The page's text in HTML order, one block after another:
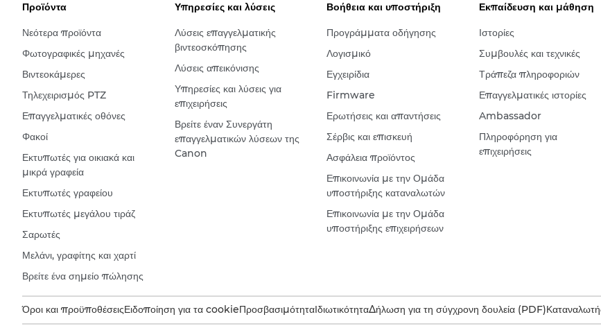
Προϊόντα
Νεότερα προϊόντα
Φωτογραφικές μηχανές
Βιντεοκάμερες
Τηλεχειρισμός PTZ
Επαγγελματικές οθόνες
Φακοί
Εκτυπωτές για οικιακά και
μικρά γραφεία
Εκτυπωτές γραφείου
Εκτυπωτές μεγάλου τιράζ
Σαρωτές
Μελάνι, γραφίτης και χαρτί
Βρείτε ένα σημείο πώλησης
Υπηρεσίες και λύσεις
Λύσεις επαγγελματικής
βιντεοσκόπησης
Λύσεις απεικόνισης
Υπηρεσίες και λύσεις για
επιχειρήσεις
Βρείτε έναν Συνεργάτη
επαγγελματικών λύσεων της
Canon
Βοήθεια και υποστήριξη
Προγράμματα οδήγησης
Λογισμικό
Εγχειρίδια
Firmware
Ερωτήσεις και απαντήσεις
Σέρβις και επισκευή
Ασφάλεια προϊόντος
Επικοινωνία με την Ομάδα
υποστήριξης καταναλωτών
Επικοινωνία με την Ομάδα
υποστήριξης επιχειρήσεων
Εκπαίδευση και μάθηση
Ιστορίες
Συμβουλές και τεχνικές
Τράπεζα πληροφοριών
Επαγγελματικές ιστορίες
Ambassador
Πληροφόρηση για
επιχειρήσεις
Όροι και προϋποθέσειςΕιδοποίηση για τα cookieΠροσβασιμότηταΙδιωτικότηταΔήλωση για τη σύγχρονη δουλεία (PDF)